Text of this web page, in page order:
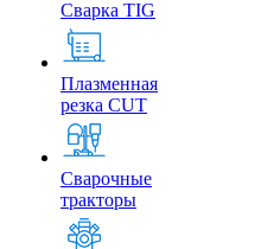
Сварка TIG
Плазменная
резка CUT
Сварочные
тракторы